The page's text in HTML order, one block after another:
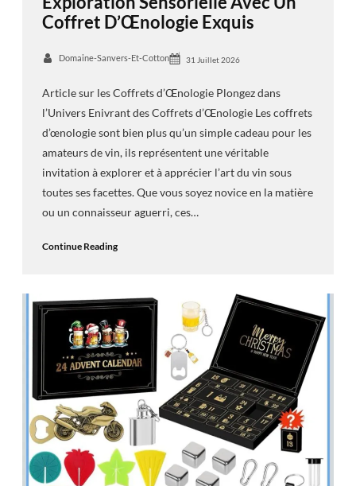
Coffret D’Œnologie Exquis
Domaine-Sanvers-Et-Cotton 31 Juillet 2026
Article sur les Coffrets d’Œnologie Plongez dans
l’Univers Enivrant des Coffrets d’Œnologie Les coffrets
d’œnologie sont bien plus qu’un simple cadeau pour les
amateurs de vin, ils représentent une véritable
invitation à explorer et à apprécier l’art du vin sous
toutes ses facettes. Que vous soyez novice en la matière
ou un connaisseur aguerri, ces…
Continue Reading